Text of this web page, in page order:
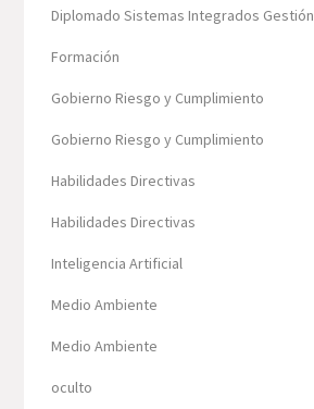
Diplomado Sistemas Integrados Gestión
Formación
Gobierno Riesgo y Cumplimiento
Gobierno Riesgo y Cumplimiento
Habilidades Directivas
Habilidades Directivas
Inteligencia Artificial
Medio Ambiente
Medio Ambiente
oculto